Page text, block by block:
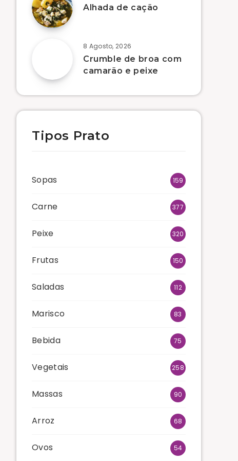
Alhada de cação
8 Agosto, 2026
Crumble de broa com
camarão e peixe
Tipos Prato
Sopas 159
Carne 377
Peixe 320
Frutas 150
Saladas 112
Marisco 83
Bebida 75
Vegetais 258
Massas 90
Arroz 68
Ovos 54